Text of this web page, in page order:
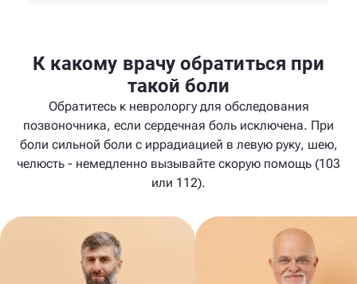
К какому врачу обратиться при
такой боли
Обратитесь к невролоргу для обследования
позвоночника, если сердечная боль исключена. При
боли сильной боли с иррадиацией в левую руку, шею,
челюсть - немедленно вызывайте скорую помощь (103
или 112).